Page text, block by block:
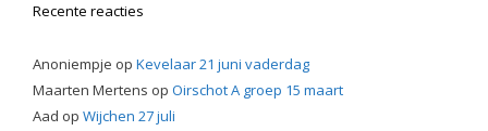
Recente reacties
Anoniempje op Kevelaar 21 juni vaderdag
Maarten Mertens op Oirschot A groep 15 maart
Aad op Wijchen 27 juli